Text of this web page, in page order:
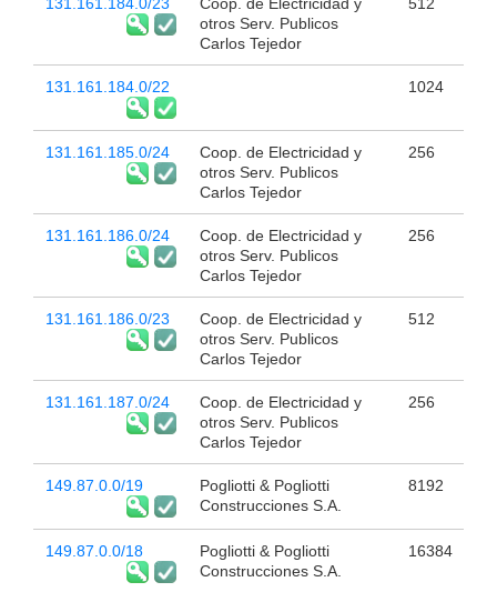
otros Serv. Publicos
Carlos Tejedor
131.161.184.0/22 1024
131.161.185.0/24
Coop. de Electricidad y
otros Serv. Publicos
Carlos Tejedor
256
131.161.186.0/24
Coop. de Electricidad y
otros Serv. Publicos
Carlos Tejedor
256
131.161.186.0/23
Coop. de Electricidad y
otros Serv. Publicos
Carlos Tejedor
512
131.161.187.0/24
Coop. de Electricidad y
otros Serv. Publicos
Carlos Tejedor
256
149.87.0.0/19
Pogliotti & Pogliotti
Construcciones S.A.
8192
149.87.0.0/18
Pogliotti & Pogliotti
Construcciones S.A.
16384